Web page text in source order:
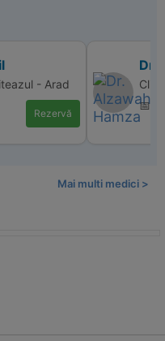
- Arad
Rezervă
Dr.
📅
Mai multi medici >